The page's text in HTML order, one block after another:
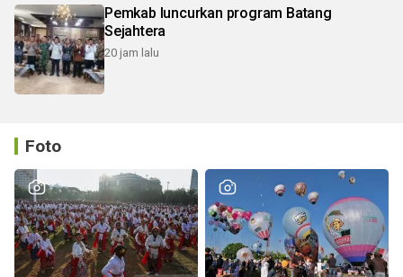
Pemkab luncurkan program Batang
Sejahtera
20 jam lalu
Foto